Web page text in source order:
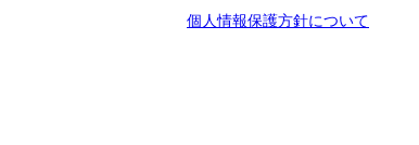
個人情報保護方針について